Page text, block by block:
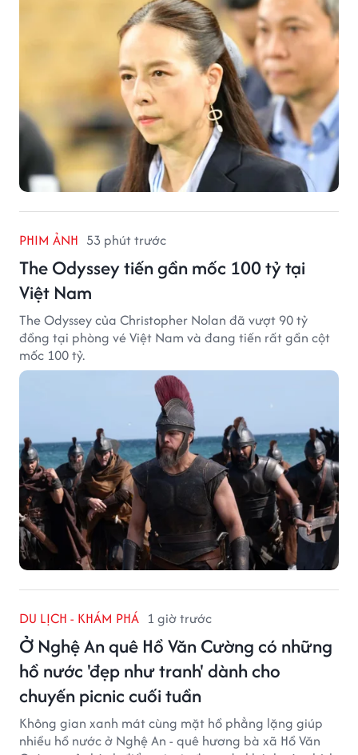
PHIM ẢNH 53 phút trước
The Odyssey tiến gần mốc 100 tỷ tại
Việt Nam
The Odyssey của Christopher Nolan đã vượt 90 tỷ
đồng tại phòng vé Việt Nam và đang tiến rất gần cột
mốc 100 tỷ.
DU LỊCH - KHÁM PHÁ 1 giờ trước
Ở Nghệ An quê Hồ Văn Cường có những
hồ nước 'đẹp như tranh' dành cho
chuyến picnic cuối tuần
Không gian xanh mát cùng mặt hồ phẳng lặng giúp
nhiều hồ nước ở Nghệ An - quê hương bà xã Hồ Văn